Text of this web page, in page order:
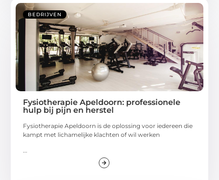
BEDRIJVEN
Fysiotherapie Apeldoorn: professionele
hulp bij pijn en herstel
Fysiotherapie Apeldoorn is de oplossing voor iedereen die
kampt met lichamelijke klachten of wil werken
...